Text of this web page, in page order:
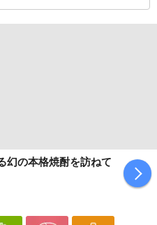
幻の本格焼酎を訪ねて